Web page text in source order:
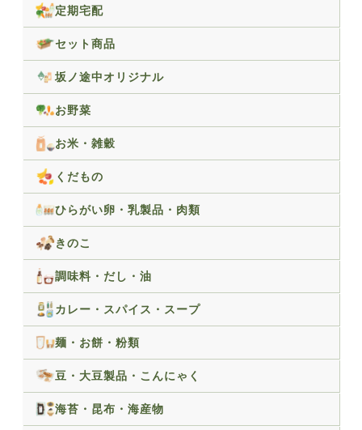
定期宅配
セット商品
坂ノ途中オリジナル
お野菜
お米・雑穀
くだもの
ひらがい卵・乳製品・肉類
きのこ
調味料・だし・油
カレー・スパイス・スープ
麺・お餅・粉類
豆・大豆製品・こんにゃく
海苔・昆布・海産物